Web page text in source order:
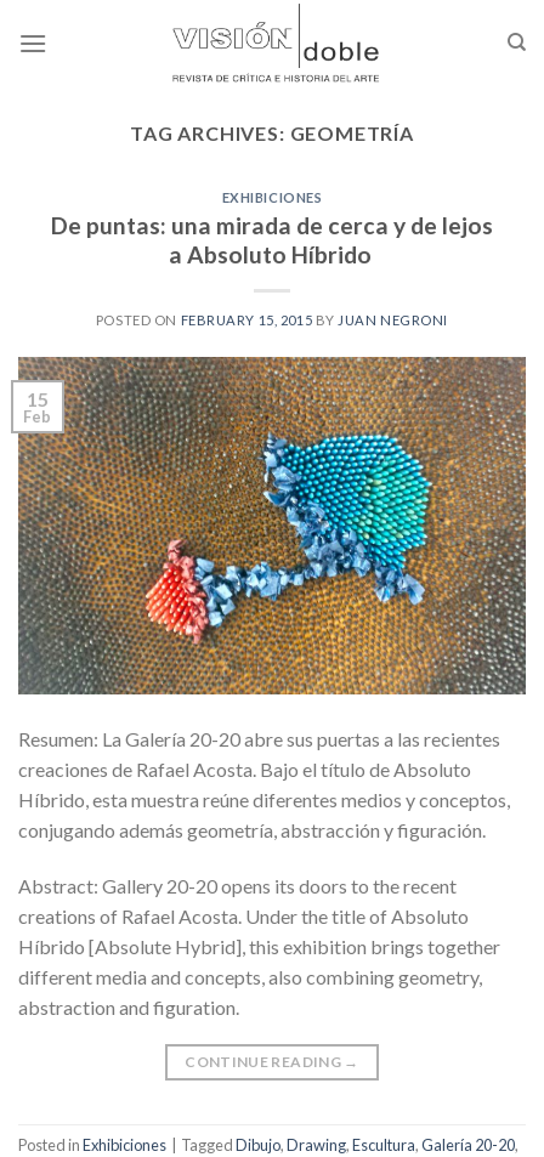
TAG ARCHIVES: GEOMETRÍA
EXHIBICIONES
De puntas: una mirada de cerca y de lejos
a Absoluto Híbrido
POSTED ON FEBRUARY 15, 2015 BY JUAN NEGRONI
15
Feb
Resumen: La Galería 20-20 abre sus puertas a las recientes
creaciones de Rafael Acosta. Bajo el título de Absoluto
Híbrido, esta muestra reúne diferentes medios y conceptos,
conjugando además geometría, abstracción y figuración.
Abstract: Gallery 20-20 opens its doors to the recent
creations of Rafael Acosta. Under the title of Absoluto
Híbrido [Absolute Hybrid], this exhibition brings together
different media and concepts, also combining geometry,
abstraction and figuration.
CONTINUE READING →
Posted inExhibiciones TaggedDibujo,Drawing,Escultura,Galería 20-20,